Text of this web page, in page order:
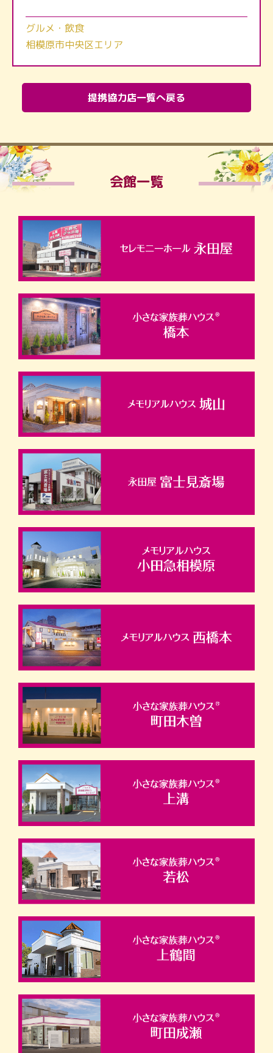
グルメ・飲食
相模原市中央区エリア
提携協力店一覧へ戻る
会館一覧